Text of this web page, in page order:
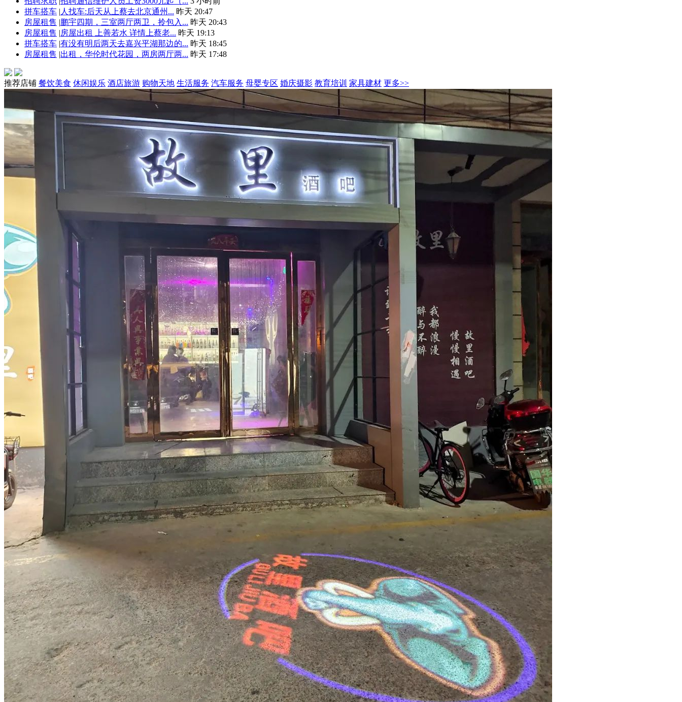
拼车搭车 | 人找车:后天从上蔡去北京通州... 昨天 20:47
房屋租售 |鹏宇四期，三室两厅两卫，拎包入... 昨天 20:43
房屋租售 |房屋出租 上善若水 详情上蔡老... 昨天 19:13
拼车搭车 |有没有明后两天去嘉兴平湖那边的... 昨天 18:45
房屋租售 |出租，华伦时代花园，两房两厅两... 昨天 17:48
推荐店铺 餐饮美食 休闲娱乐 酒店旅游 购物天地 生活服务 汽车服务 母婴专区 婚庆摄影 教育培训 家具建材 更多>>